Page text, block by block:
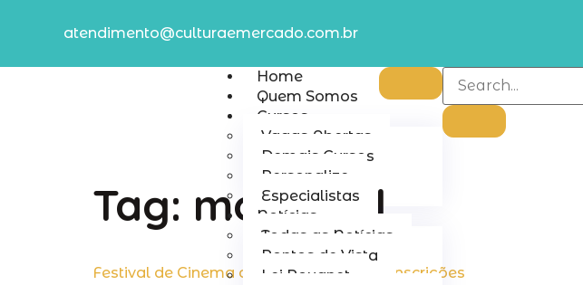
atendimento@culturaemercado.com.br
Home
Quem Somos
Cursos
Vagas Abertas
Demais Cursos
Personalize
Especialistas
Notícias
Todas as Notícias
Pontos de Vista
Lei Rouanet
Tag: montreal
Festival de Cinema de Montreal recebe inscrições